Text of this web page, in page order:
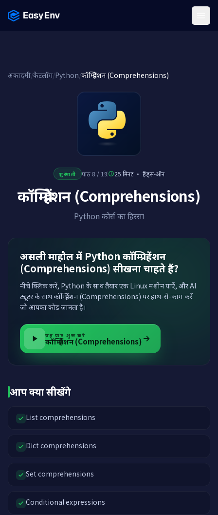
अकादमी/कैटलॉग/Python/कॉम्प्रिहेंशन (Comprehensions)
शुरुआती पाठ 8 / 19 25 मिनट· हैंड्स-ऑन
कॉम्प्रिहेंशन (Comprehensions)
Python कोर्स का हिस्सा
असली माहौल में Python कॉम्प्रिहेंशन
(Comprehensions) सीखना चाहते हैं?
नीचे क्लिक करें, Python के साथ तैयार एक Linux मशीन पाएँ, और AI
ट्यूटर के साथ कॉम्प्रिहेंशन (Comprehensions) पर हाथ-से-काम करें
जो आपका कोड जानता है।
यह पाठ शुरू करें
कॉम्प्रिहेंशन (Comprehensions)
आप क्या सीखेंगे
List comprehensions
Dict comprehensions
Set comprehensions
Conditional expressions